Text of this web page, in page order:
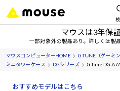
マウスは3年保
一部対象外の製品あり。詳しくは製
マウスコンピューターHOME G TUNE（ゲーミン
ミニタワーケース
DGシリーズ G-Tune DG-
おすすめモデルはこちら